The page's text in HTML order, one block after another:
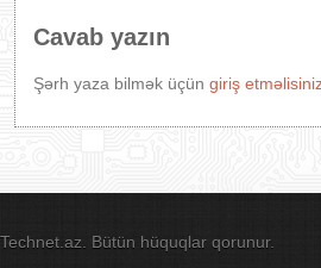
Cavab yazın
Şərh yaza bilmək üçün giriş
Technet.az. Bütün hüquqlar qorunur.